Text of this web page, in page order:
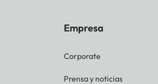
Empresa
Corporate
Prensa y noticias